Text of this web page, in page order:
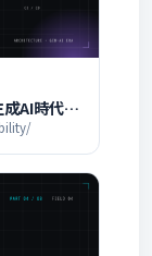
AI時代の